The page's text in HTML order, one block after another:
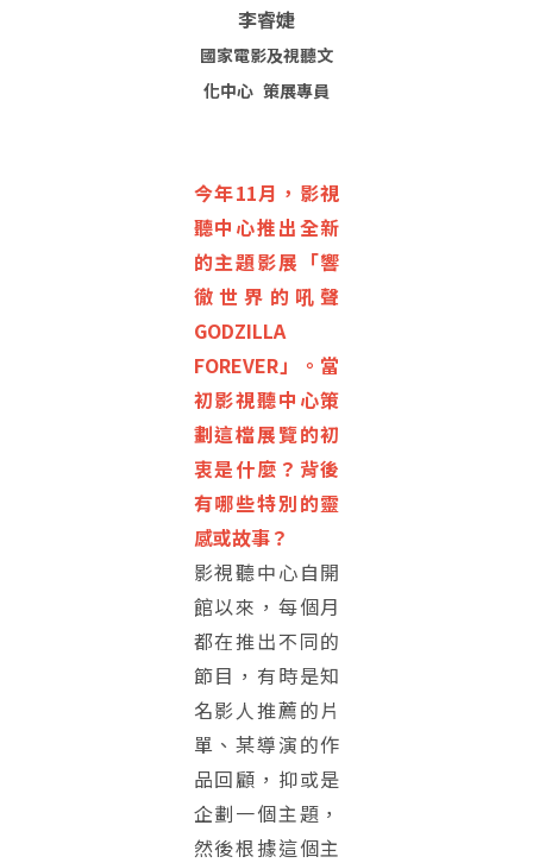
李睿婕
國家電影及視聽文
化中心 策展專員
今年11月，影視
聽中心推出全新
的主題影展「響
徹世界的吼聲
GODZILLA
FOREVER」。當
初影視聽中心策
劃這檔展覽的初
衷是什麼？背後
有哪些特別的靈
感或故事？
影視聽中心自開
館以來，每個月
都在推出不同的
節目，有時是知
名影人推薦的片
單、某導演的作
品回顧，抑或是
企劃一個主題，
然後根據這個主